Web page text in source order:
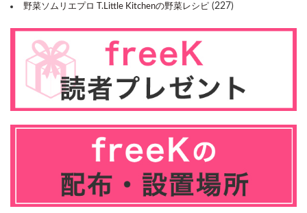
野菜ソムリエプロ T.Little Kitchenの野菜レシピ (227)